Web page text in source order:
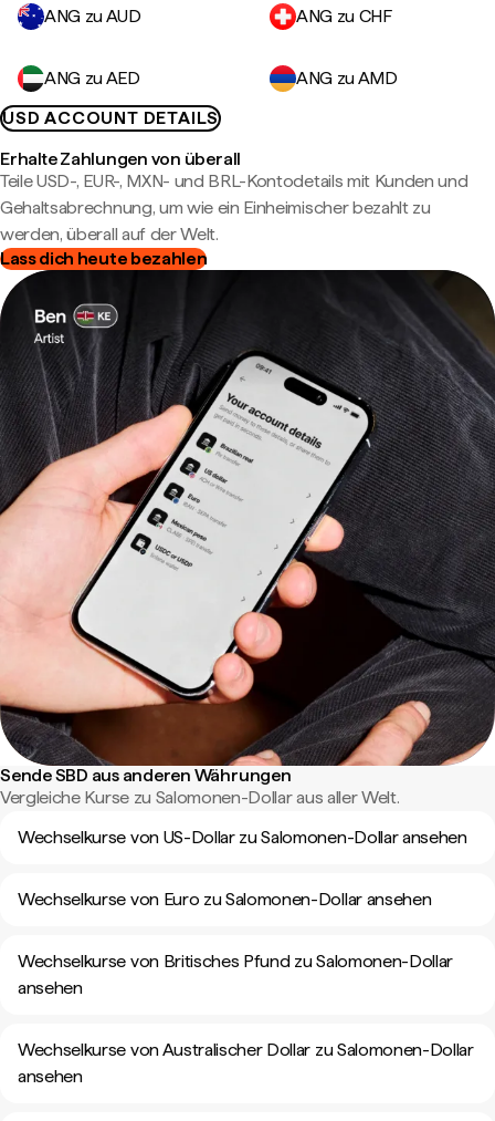
ANG zu AUD ANG zu CHF
ANG zu AED
ANG zu AMD
USD ACCOUNT DETAILS
Erhalte Zahlungen von überall
Teile USD-, EUR-, MXN- und BRL-Kontodetails mit Kunden und
Gehaltsabrechnung, um wie ein Einheimischer bezahlt zu
werden, überall auf der Welt.
Lass dich heute bezahlen
Sende SBD aus anderen Währungen
Vergleiche Kurse zu Salomonen-Dollar aus aller Welt.
Wechselkurse von US-Dollar zu Salomonen-Dollar ansehen
Wechselkurse von Euro zu Salomonen-Dollar ansehen
Wechselkurse von Britisches Pfund zu Salomonen-Dollar
ansehen
Wechselkurse von Australischer Dollar zu Salomonen-Dollar
ansehen